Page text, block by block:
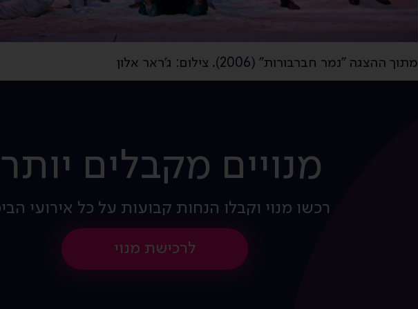
מתוך ההצגה "נמר חברבורות" (2006). צילום: ג'ראר אלון
מנויים מקבלים
רכשו מנוי וקבלו הנחות קבועות על כל אירועי
לרכישת מנוי